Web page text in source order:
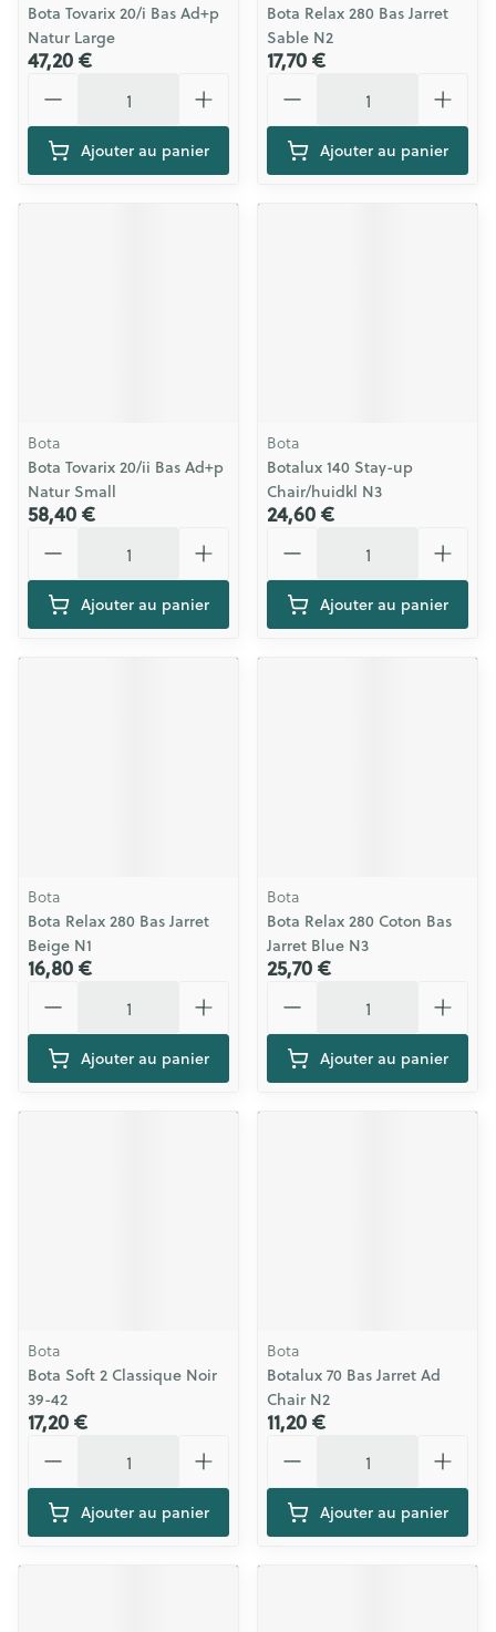
Bota Tovarix 20/i Bas Ad+p
Natur Large
47,20 €
Ajouter au panier
Bota Relax 280 Bas Jarret
Sable N2
17,70 €
Ajouter au panier
Bota
Bota Tovarix 20/ii Bas Ad+p
Natur Small
58,40 €
Ajouter au panier
Bota
Botalux 140 Stay-up
Chair/huidkl N3
24,60 €
Ajouter au panier
Bota
Bota Relax 280 Bas Jarret
Beige N1
16,80 €
Ajouter au panier
Bota
Bota Relax 280 Coton Bas
Jarret Blue N3
25,70 €
Ajouter au panier
Bota
Bota Soft 2 Classique Noir
39-42
17,20 €
Ajouter au panier
Bota
Botalux 70 Bas Jarret Ad
Chair N2
11,20 €
Ajouter au panier